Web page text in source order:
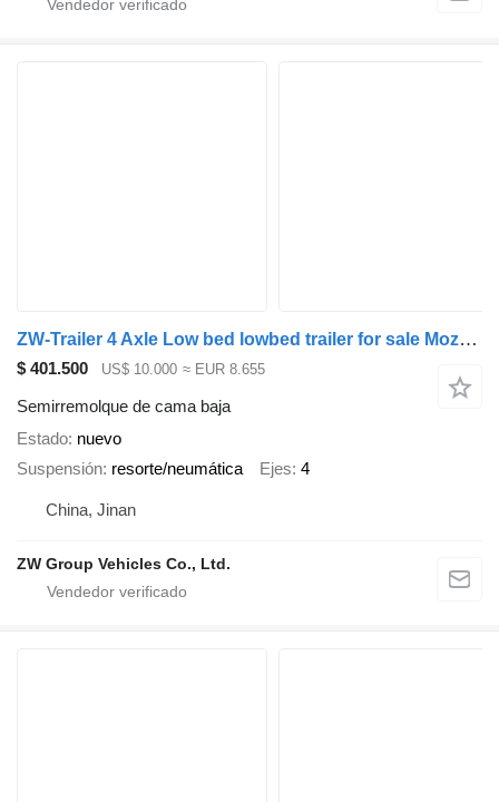
ZW-Trailer 4 Axle Low bed lowbed trailer for sale Mozambique
$ 401.500 US$ 10.000 ≈ EUR 8.655
Semirremolque de cama baja
Estado nuevo
Suspensión resorte/neumática Ejes 4
China, Jinan
ZW Group Vehicles Co., Ltd.